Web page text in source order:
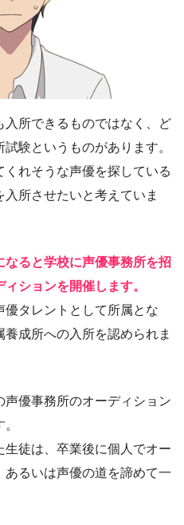
所できるものではなく、ど
験というものがあります。
れそうな声優を探している
所させたいと考えていま
ると学校に声優事務所を招
ションを開催します。
タレントとして所属とな
成所への入所を認められま
声優事務所のオーディション
徒は、卒業後に個人でオー
るいは声優の道を諦めて一